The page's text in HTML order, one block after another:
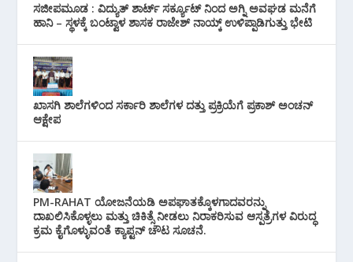
ಸಜೀಪಮೂಡ : ವಿದ್ಯುತ್ ಶಾರ್ಟ್ ಸರ್ಕ್ಯೂಟ್‌ ನಿಂದ ಅಗ್ನಿ ಅವಘಡ ಮನೆಗೆ
ಹಾನಿ – ಸ್ಥಳಕ್ಕೆ ಬಂಟ್ವಾಳ ಶಾಸಕ ರಾಜೇಶ್ ನಾಯ್ಕ್ ಉಳಿಪ್ಪಾಡಿಗುತ್ತು ಭೇಟಿ
ಖಾಸಗಿ ಶಾಲೆಗಳಿಂದ ಸರ್ಕಾರಿ ಶಾಲೆಗಳ ದತ್ತು ಪ್ರಕ್ರಿಯೆಗೆ ಪ್ರಕಾಶ್ ಅಂಚನ್
ಆಕ್ಷೇಪ
PM-RAHAT ಯೋಜನೆಯಡಿ ಅಪಘಾತಕ್ಕೊಳಗಾದವರನ್ನು
ದಾಖಲಿಸಿಕೊಳ್ಳಲು ಮತ್ತು ಚಿಕಿತ್ಸೆ ನೀಡಲು ನಿರಾಕರಿಸುವ ಆಸ್ಪತ್ರೆಗಳ ವಿರುದ್ಧ
ಕ್ರಮ ಕೈಗೊಳ್ಳುವಂತೆ ಕ್ಯಾಪ್ಟನ್ ಚೌಟ ಸೂಚನೆ.